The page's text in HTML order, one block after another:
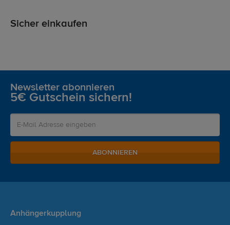
Sicher einkaufen
Newsletter abonnieren
5€ Gutschein sichern!
ABONNIEREN
Anhängerkupplung